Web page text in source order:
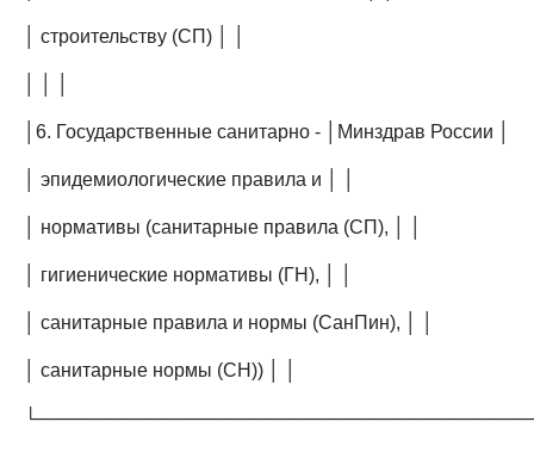
│ строительству (СП) │ │
│6. Государственные санитарно - │Минздрав России │
│ эпидемиологические правила и │ │
│ нормативы (санитарные правила (СП), │ │
│ гигиенические нормативы (ГН), │ │
│ санитарные правила и нормы (СанПин), │ │
│ санитарные нормы (СН)) │ │